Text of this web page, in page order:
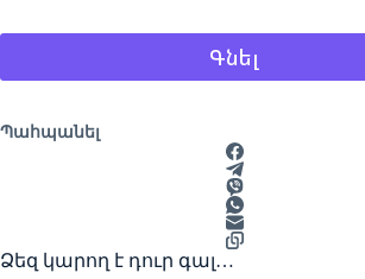
Գնել
Պահպանել
Ձեզ կարող է դուր գալ…